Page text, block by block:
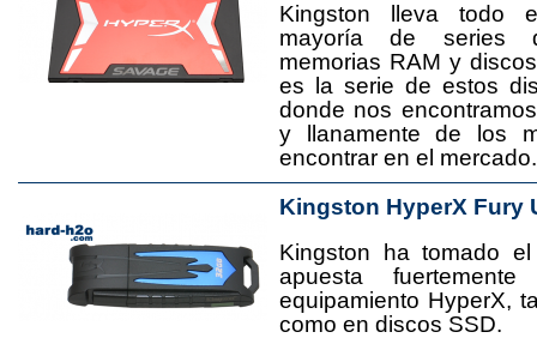
Kingston lleva todo
mayoría de series
memorias RAM y
es la serie de estos
donde nos
y llanamente de los
encontrar en el mercado.
Kingston HyperX Fury
Kingston ha tomado
apuesta
equipamiento HyperX,
como en discos SSD.